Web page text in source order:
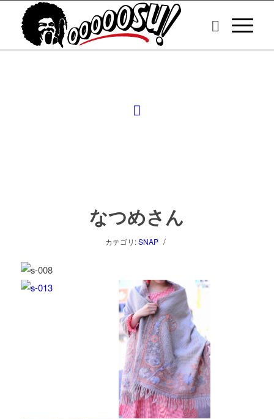
なつめさん
カテゴリ:SNAP /